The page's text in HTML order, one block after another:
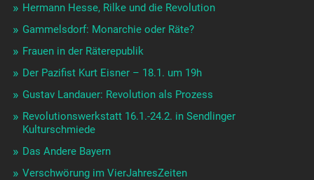
Hermann Hesse, Rilke und die Revolution
Gammelsdorf: Monarchie oder Räte?
Frauen in der Räterepublik
Der Pazifist Kurt Eisner – 18.1. um 19h
Gustav Landauer: Revolution als Prozess
Revolutionswerkstatt 16.1.-24.2. in Sendlinger
Kulturschmiede
Das Andere Bayern
Verschwörung im VierJahresZeiten